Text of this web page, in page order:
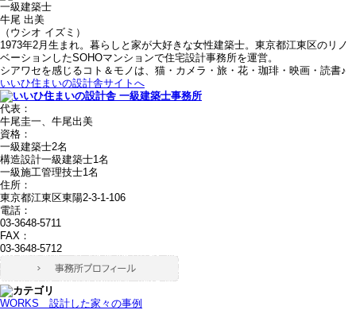
一級建築士
牛尾 出美
（ウシオ イズミ）
1973年2月生まれ。暮らしと家が大好きな女性建築士。東京都江東区のリノ
ベーションしたSOHOマンションで住宅設計事務所を運営。
シアワセを感じるコト＆モノは、猫・カメラ・旅・花・珈琲・映画・読書♪
いいひ住まいの設計舎サイトへ
代表：
牛尾圭一、牛尾出美
資格：
一級建築士2名
構造設計一級建築士1名
一級施工管理技士1名
住所：
東京都江東区東陽2-3-1-106
電話：
03-3648-5711
FAX：
03-3648-5712
WORKS＿設計した家々の事例